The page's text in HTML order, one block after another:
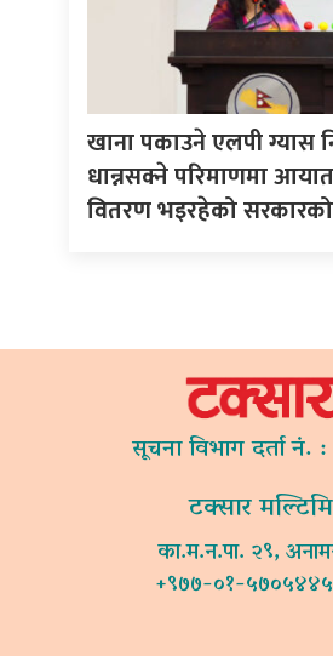
खाना पकाउने एलपी ग्यास
धान्नसक्ने परिमाणमा
वितरण भइरहेको सरकारको
सूचना विभाग दर्ता
टक्सार
का.म.न.पा. २९,
+९७७-०१-